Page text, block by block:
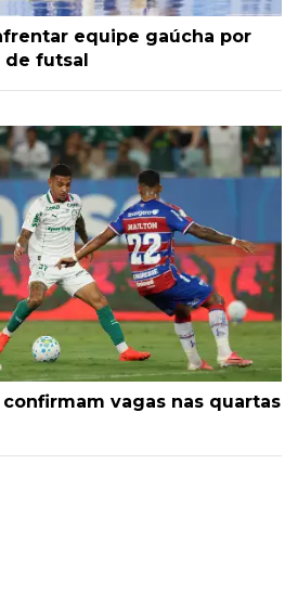
equipe gaúcha por
futsal
confirmam vagas nas quartas